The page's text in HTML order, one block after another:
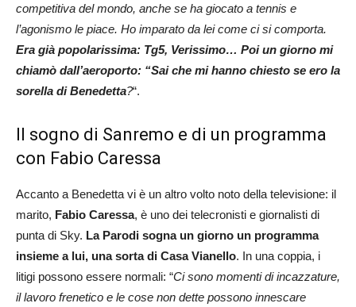
competitiva del mondo, anche se ha giocato a tennis e
l’agonismo le piace. Ho imparato da lei come ci si comporta.
Era già popolarissima: Tg5, Verissimo… Poi un giorno mi
chiamò dall’aeroporto: “Sai che mi hanno chiesto se ero la
sorella di Benedetta?“.
Il sogno di Sanremo e di un programma
con Fabio Caressa
Accanto a Benedetta vi è un altro volto noto della televisione: il
marito, Fabio Caressa, è uno dei telecronisti e giornalisti di
punta di Sky. La Parodi sogna un giorno un programma
insieme a lui, una sorta di Casa Vianello. In una coppia, i
litigi possono essere normali: “Ci sono momenti di incazzature,
il lavoro frenetico e le cose non dette possono innescare